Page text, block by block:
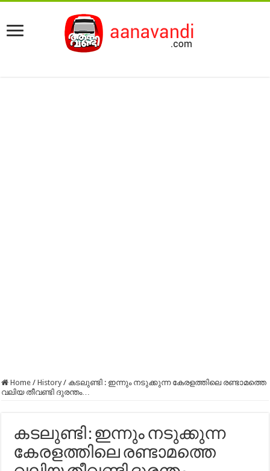
Home / History / കടലുണ്ടി : ഇന്നും നടുക്കുന്ന കേരളത്തിലെ രണ്ടാമത്തെ
വലിയ തീവണ്ടി ദുരന്തം…
കടലുണ്ടി : ഇന്നും നടുക്കുന്ന
കേരളത്തിലെ രണ്ടാമത്തെ